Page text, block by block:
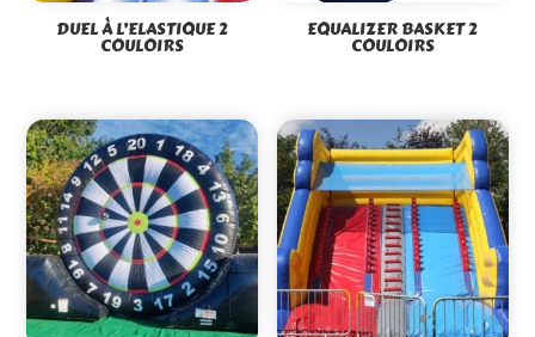
DUEL À L’ELASTIQUE 2
COULOIRS
EQUALIZER BASKET 2
COULOIRS